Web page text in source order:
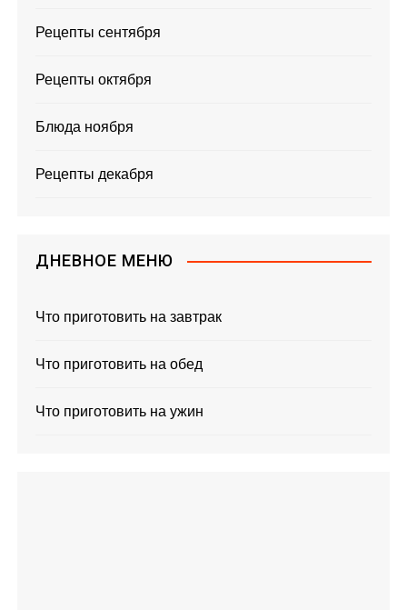
Рецепты сентября
Рецепты октября
Блюда ноября
Рецепты декабря
ДНЕВНОЕ МЕНЮ
Что приготовить на завтрак
Что приготовить на обед
Что приготовить на ужин